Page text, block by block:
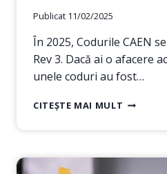
Publicat 11/02/2025
În 2025, Codurile CAEN
Rev 3. Dacă ai o afacere
unele coduri au fost…
CITEȘTE MAI MULT COD
GHID